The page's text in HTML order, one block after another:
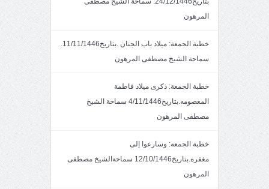
المرهون
خطبة الجمعة: ميلاد باب الجنان .بتاريخ11/11/1446.
سماحة الشيخ مصطفى المرهون
خطبة الجمعة: ذكرى ميلاد فاطمة
المعصومه.بتاريخ4/11/1446 سماحة الشيخ
مصطفى المرهون
خطبة الجمعه: وسارعوا إلى
مغفره.بتاريخ12/10/1446 سماحةالشيخ مصطفى
المرهون